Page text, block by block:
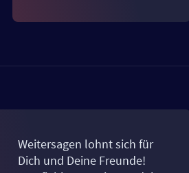
Weitersagen lohnt sich für
Dich und Deine Freunde!